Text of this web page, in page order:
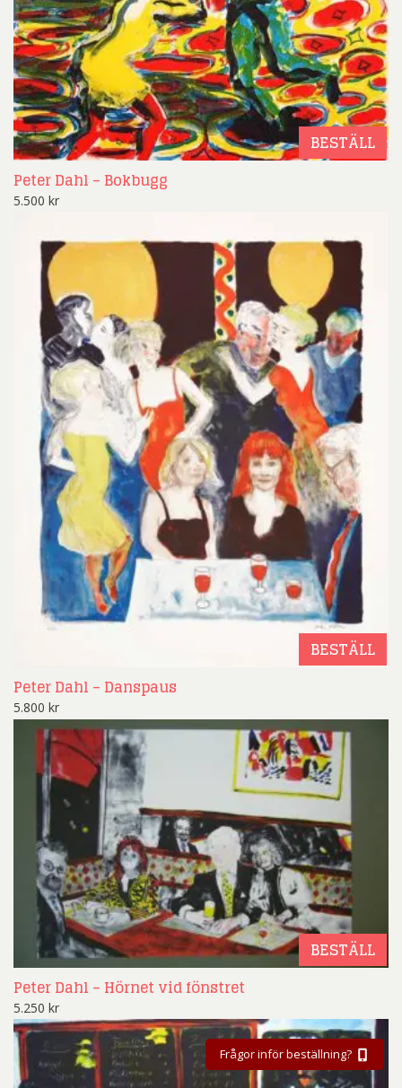
BESTÄLL
Peter Dahl – Bokbugg
5.500 kr
BESTÄLL
Peter Dahl – Danspaus
5.800 kr
BESTÄLL
Peter Dahl – Hörnet vid fönstret
5.250 kr
Frågor inför beställning?